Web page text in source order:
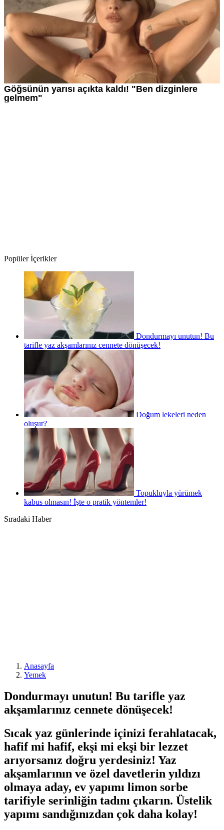
Popüler İçerikler
Dondurmayı unutun! Bu
tarifle yaz akşamlarınız cennete dönüşecek!
Doğum lekeleri neden
oluşur?
Topukluyla yürümek
kabus olmasın! İşte o pratik yöntemler!
Sıradaki Haber
Anasayfa
Yemek
Dondurmayı unutun! Bu tarifle yaz
akşamlarınız cennete dönüşecek!
Sıcak yaz günlerinde içinizi ferahlatacak,
hafif mi hafif, ekşi mi ekşi bir lezzet
arıyorsanız doğru yerdesiniz! Yaz
akşamlarının ve özel davetlerin yıldızı
olmaya aday, ev yapımı limon sorbe
tarifiyle serinliğin tadını çıkarın. Üstelik
yapımı sandığınızdan çok daha kolay!